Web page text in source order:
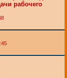
рабочего